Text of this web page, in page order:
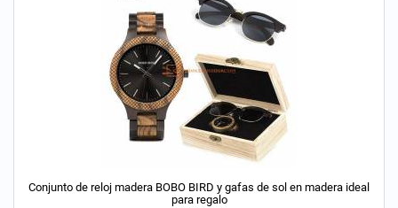
Conjunto de reloj madera BOBO BIRD y gafas de sol en madera ideal
para regalo